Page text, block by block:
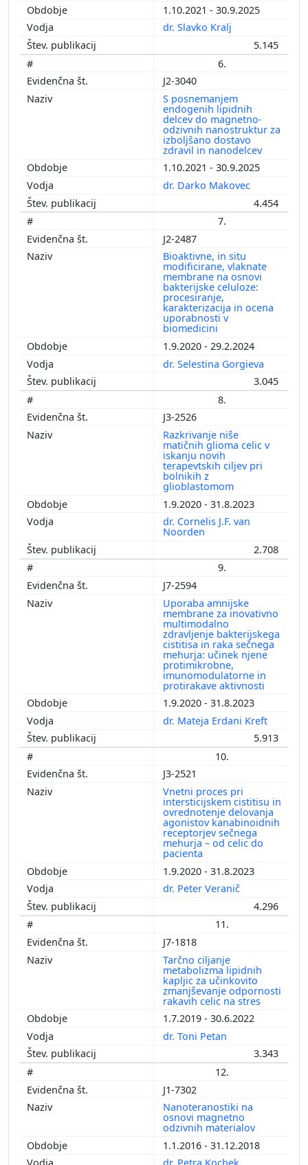
1.10.2021 - 30.9.2025
dr. Slavko Kralj
5.145
6.
J2-3040
S posnemanjem
endogenih lipidnih
delcev do magnetno-
odzivnih nanostruktur za
izboljšano dostavo
zdravil in nanodelcev
1.10.2021 - 30.9.2025
dr. Darko Makovec
4.454
7.
J2-2487
Bioaktivne, in situ
modificirane, vlaknate
membrane na osnovi
bakterijske celuloze:
procesiranje,
karakterizacija in ocena
uporabnosti v
biomedicini
1.9.2020 - 29.2.2024
dr. Selestina Gorgieva
3.045
8.
J3-2526
Razkrivanje niše
matičnih glioma celic v
iskanju novih
terapevtskih ciljev pri
bolnikih z
glioblastomom
1.9.2020 - 31.8.2023
dr. Cornelis J.F. van
Noorden
2.708
9.
J7-2594
Uporaba amnijske
membrane za inovativno
multimodalno
zdravljenje bakterijskega
cistitisa in raka sečnega
mehurja: učinek njene
protimikrobne,
imunomodulatorne in
protirakave aktivnosti
1.9.2020 - 31.8.2023
dr. Mateja Erdani Kreft
5.913
10.
J3-2521
Vnetni proces pri
intersticijskem cistitisu in
ovrednotenje delovanja
agonistov kanabinoidnih
receptorjev sečnega
mehurja – od celic do
pacienta
1.9.2020 - 31.8.2023
dr. Peter Veranič
4.296
11.
J7-1818
Tarčno ciljanje
metabolizma lipidnih
kapljic za učinkovito
zmanjševanje odpornosti
rakavih celic na stres
1.7.2019 - 30.6.2022
dr. Toni Petan
3.343
12.
J1-7302
Nanoteranostiki na
osnovi magnetno
odzivnih materialov
1.1.2016 - 31.12.2018